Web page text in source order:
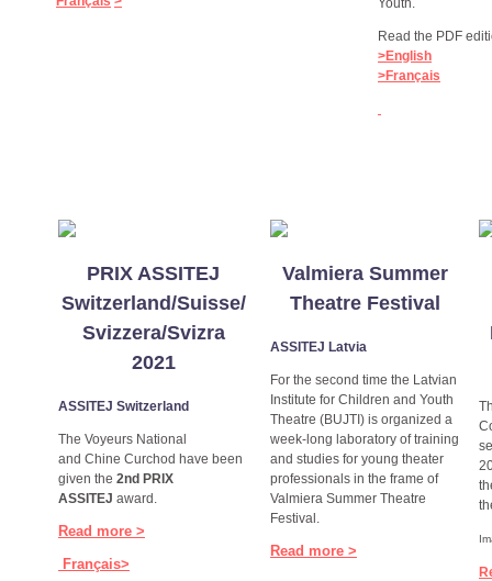
Youth.
Read the PDF
>English
>Français
PRIX ASSITEJ
Switzerland/Suisse/
Svizzera/Svizra
2021
ASSITEJ Switzerland
The Voyeurs National
and Chine Curchod have been
given the 2nd PRIX
ASSITEJ award.
Read more >
Français>
Valmiera Summer
Theatre Festival
ASSITEJ Latvia
For the second time the Latvian
Institute for Children and Youth
Theatre (BUJTI) is organized a
week-long laboratory of training
and studies for young theater
professionals in the frame of
Valmiera Summer Theatre
Festival.
Read more >